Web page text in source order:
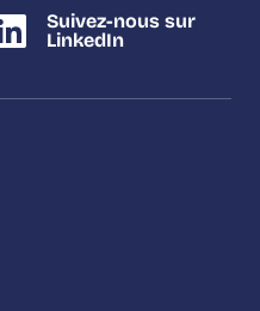
Suivez-nous sur
LinkedIn